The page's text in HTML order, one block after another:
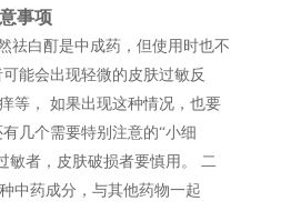
事项
祛白酊是中成药，但使用时也不
能会出现轻微的皮肤过敏反
等， 如果出现这种情况，也要
几个需要特别注意的“小细
敏者，皮肤破损者要慎用。 二
中药成分，与其他药物一起